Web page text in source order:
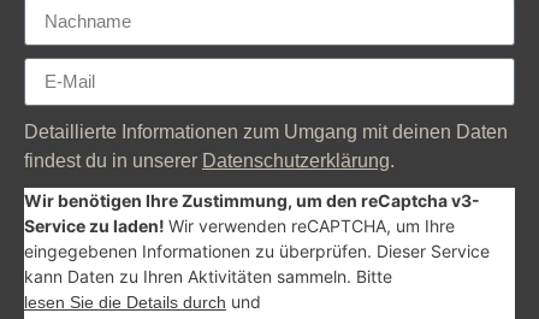
Detaillierte Informationen zum Umgang mit deinen Daten
findest du in unserer Datenschutzerklärung.
Wir benötigen Ihre Zustimmung, um den reCaptcha v3-
Service zu laden! Wir verwenden reCAPTCHA, um Ihre
eingegebenen Informationen zu überprüfen. Dieser Service
kann Daten zu Ihren Aktivitäten sammeln. Bitte
lesen Sie die Details durch und